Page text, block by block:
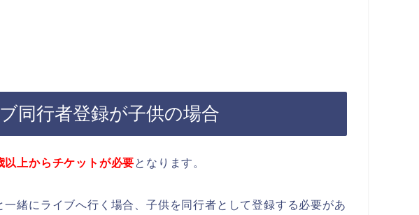
同行者登録が子供の場合
以上からチケットが必要となります。
緒にライブへ行く場合、子供を同行者として登録する必要があ